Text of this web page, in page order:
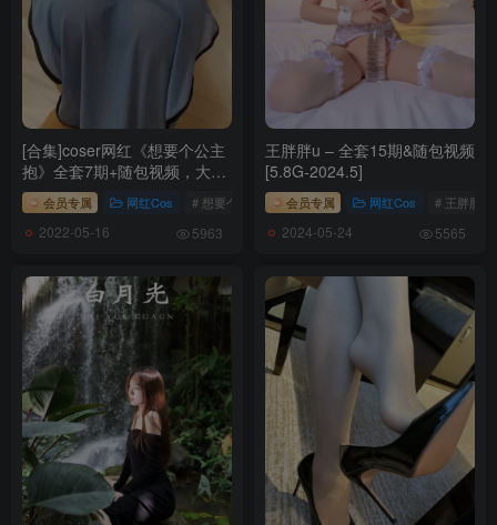
[合集]coser网红《想要个公主
抱》全套7期+随包视频，大小
2.08G会员专属 网红Cos # 想要个公主抱
2022-05-16 5963
王胖胖u – 全套15期&随包视频
[5.8G-2024.5]
会员专属 网红Cos # 王胖胖u
2024-05-24 5565